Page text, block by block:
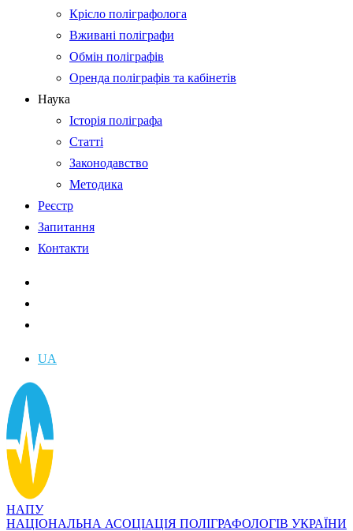
Крісло поліграфолога
Вживані поліграфи
Обмін поліграфів
Оренда поліграфів та кабінетів
Наука
Історія поліграфа
Статті
Законодавство
Методика
Реєстр
Запитання
Контакти
UA
НАПУ
НАЦІОНАЛЬНА АСОЦІАЦІЯ ПОЛІГРАФОЛОГІВ УКРАЇНИ